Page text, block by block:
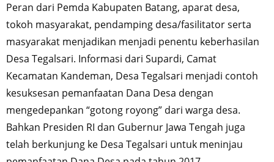
Peran dari Pemda Kabupaten Batang, aparat desa,
tokoh masyarakat, pendamping desa/fasilitator serta
masyarakat menjadikan menjadi penentu keberhasilan
Desa Tegalsari. Informasi dari Supardi, Camat
Kecamatan Kandeman, Desa Tegalsari menjadi contoh
kesuksesan pemanfaatan Dana Desa dengan
mengedepankan “gotong royong” dari warga desa.
Bahkan Presiden RI dan Gubernur Jawa Tengah juga
telah berkunjung ke Desa Tegalsari untuk meninjau